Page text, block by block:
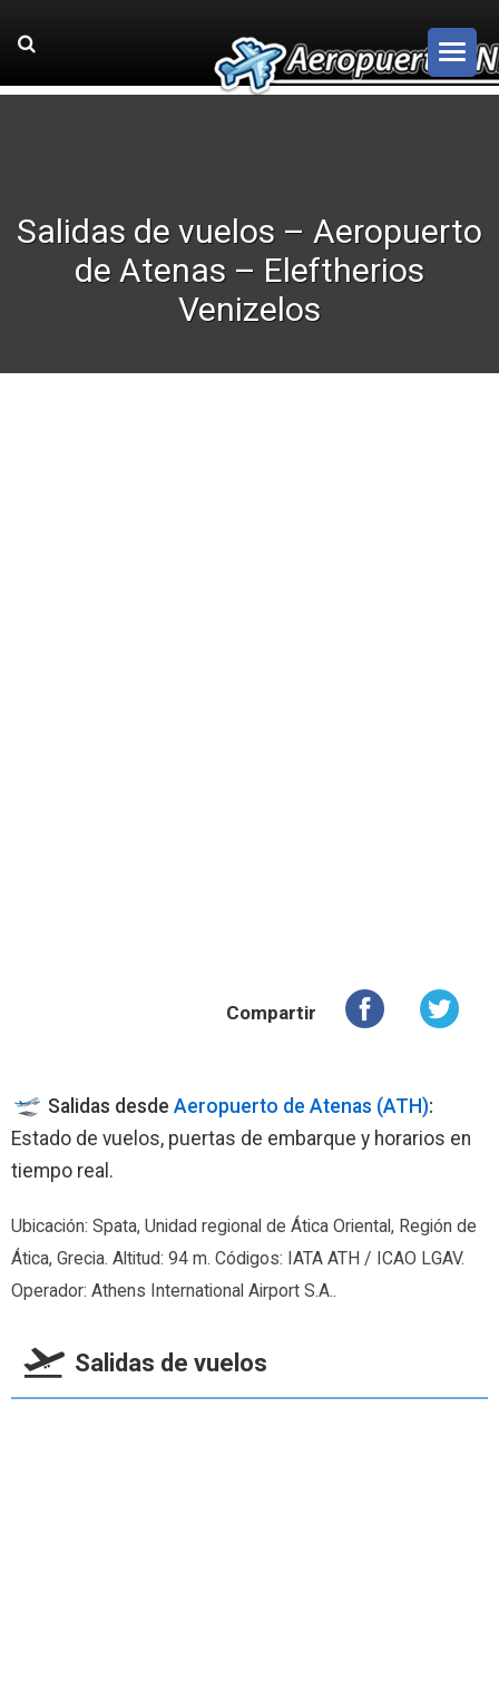
Salidas de vuelos – Aeropuerto
de Atenas – Eleftherios
Venizelos
Compartir
Salidas desde Aeropuerto de Atenas (ATH):
Estado de vuelos, puertas de embarque y horarios en
tiempo real.
Ubicación: Spata, Unidad regional de Ática Oriental, Región de
Ática, Grecia. Altitud: 94 m. Códigos: IATA ATH / ICAO LGAV.
Operador: Athens International Airport S.A..
Salidas de vuelos